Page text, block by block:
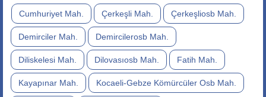
Cumhuriyet Mah. Çerkeşli Mah. Çerkeşliosb Mah.
Demirciler Mah. Demircilerosb Mah.
Diliskelesi Mah. Dilovasıosb Mah. Fatih Mah.
Kayapınar Mah. Kocaeli-Gebze Kömürcüler Osb Mah.